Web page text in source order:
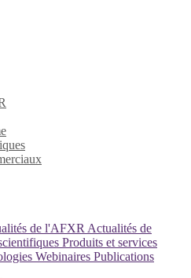
de l'AFXR Actualités de
Produits et services
Webinaires Publications